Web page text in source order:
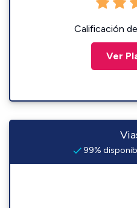
Calificación
Ver
99%